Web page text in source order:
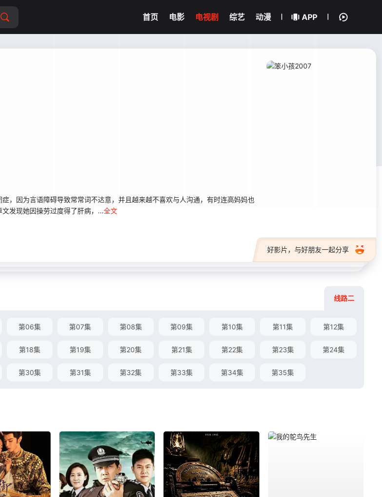
首页 电影 电视剧 综艺 动漫 APP
因为言语障碍导致常常词不达意，并且越来越不喜欢与人沟通，有时连高妈妈也
发现她因操劳过度得了肝病，...全文
好影片，与好朋友一起分享
线路二
第06集 第07集 第08集 第09集 第10集 第11集 第12集
第18集 第19集 第20集 第21集 第22集 第23集 第24集
第30集 第31集 第32集 第33集 第34集 第35集